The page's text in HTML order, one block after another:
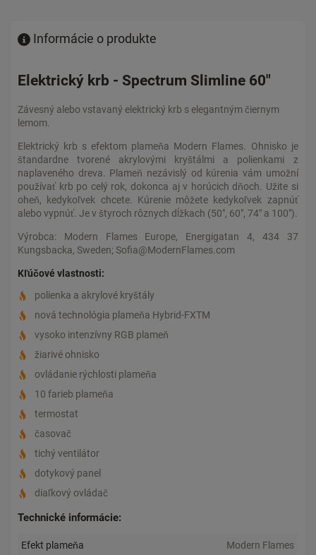
Informácie o produkte
Elektrický krb - Spectrum Slimline 60"
Závesný alebo vstavaný elektrický krb s elegantným čiernym
lemom.
Elektrický krb s efektom plameňa Modern Flames. Ohnisko je
štandardne tvorené akrylovými kryštálmi a polienkami z
naplaveného dreva. Plameň nezávislý od kúrenia vám umožní
používať krb po celý rok, dokonca aj v horúcich dňoch. Užite si
oheň, kedykoľvek chcete. Kúrenie môžete kedykoľvek zapnúť
alebo vypnúť. Je v štyroch rôznych dĺžkach (50", 60", 74" a 100").
Výrobca: Modern Flames Europe, Energigatan 4, 434 37
Kungsbacka, Sweden; Sofia@ModernFlames.com
Kľúčové vlastnosti:
polienka a akrylové kryštály
nová technológia plameňa Hybrid-FXTM
vysoko intenzívny RGB plameň
žiarivé ohnisko
ovládanie rýchlosti plameňa
10 farieb plameňa
termostat
časovač
tichý ventilátor
dotykový panel
diaľkový ovládač
Technické informácie:
Efekt plameňa Modern Flames